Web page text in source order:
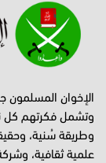
الإخوان المسلمون
وتشمل فكرتهم كل
وطريقة سُنية،
علمية ثقافية،